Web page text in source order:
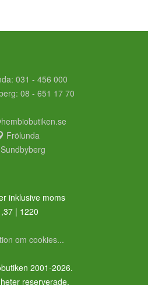
031 - 456 000
08 - 651 17 70
Frölunda
Sundbyberg
inklusive moms
| 1220
om cookies...
2001-2026.
reserverade.